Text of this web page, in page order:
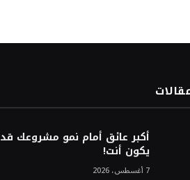
أكبر عائق أمام نمو مشروعك قد
يكون أنت!
7 أغسطس، 2026